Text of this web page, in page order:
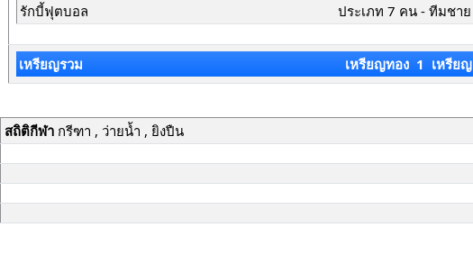
รักบี้ฟุตบอล
ประเภท 7 คน - ทีมชาย
เหรียญรวม เหรียญทอง 1 เหรียญ
สถิติกีฬากรีฑา , ว่ายน้ำ , ยิงปืน